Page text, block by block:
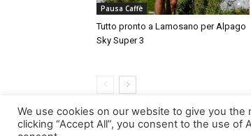
Pausa Caffè
Tutto pronto a Lamosano per Alpago
Sky Super 3
We use cookies on our website to give you
clicking “Accept All”, you consent to the use